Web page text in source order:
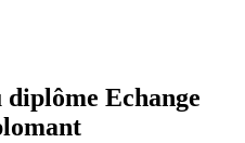
diplôme Echange